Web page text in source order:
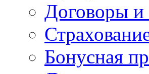
Договоры и
Бонусная